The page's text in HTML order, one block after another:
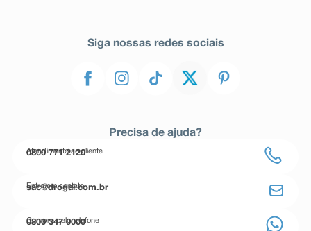
Siga nossas redes sociais
Precisa de ajuda?
Atendimento ao cliente
0800 771 2120
Entre em contato
sac@drogal.com.br
Compre pelo telefone
0800 347 0000